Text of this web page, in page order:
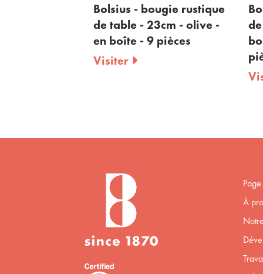
Bolsius - bougie rustique
de table - 23cm - olive -
en boîte - 9 pièces
Visiter
À